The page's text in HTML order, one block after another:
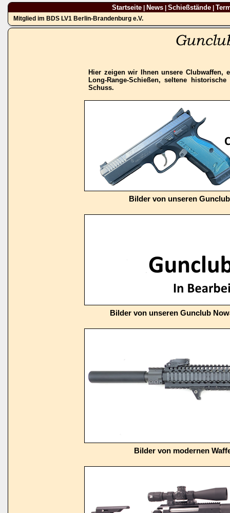
Startseite| News| Schießstände|
Mitglied im BDS LV1 Berlin-Brandenburg e.V.
Hier zeigen wir Ihnen unsere Clubwaffen,
Long-Range-Schießen, seltene
Schuss.
Bilder von unseren
Bilder von unseren Gunclub
Bilder von modernen